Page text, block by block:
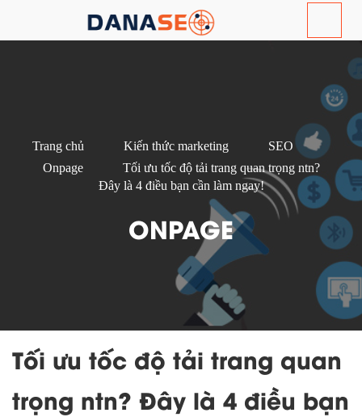
Trang chủ Kiến thức marketing
SEO
Onpage
Tối ưu tốc độ tải trang quan trọng ntn?
Đây là 4 điều bạn cần làm ngay!
ONPAGE
Tối ưu tốc độ tải trang quan
trọng ntn? Đây là 4 điều bạn